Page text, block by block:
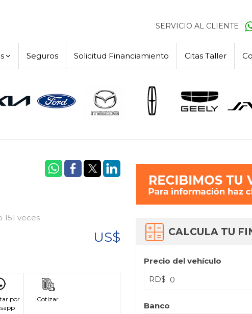
SERVICIO AL CLIENTE
Seguros Solicitud Financiamiento Citas Taller
veces
US$
por
Cotizar
CALCULA TU
Precio del vehículo
RD$
Banco